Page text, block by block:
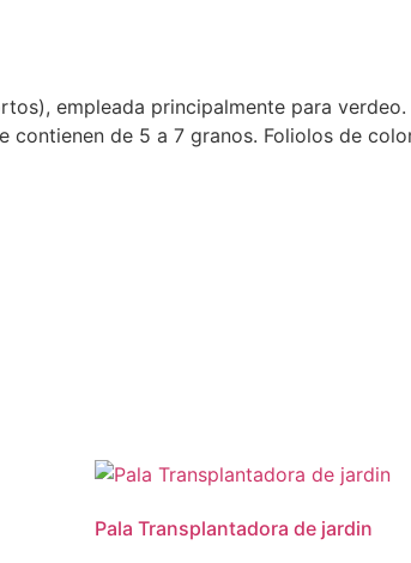
empleada principalmente para
de 5 a 7 granos. Foliolos de
Pala Transplantadora de jardin